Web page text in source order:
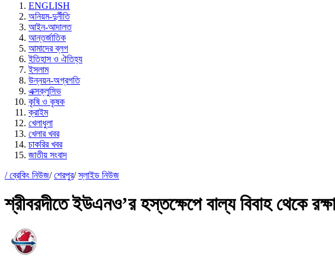
ENGLISH
অনিয়ম-দুর্নীতি
আইন-আদালত
আন্তর্জাতিক
আমাদের ব্লগ
ইতিহাস ও ঐতিহ্য
ইসলাম
উন্নয়ন-অগ্রগতি
এক্সক্লুসিভ
কৃষি ও কৃষক
ক্রাইম
খেলাধুলা
খেলার খবর
চাকরির খবর
জাতীয় সংবাদ
/ব্রেকিং নিউজ/শেরপুর/স্লাইড নিউজ
শ্রীবরদীতে ইউএনও’র হস্তক্ষেপে বাল্য বিবাহ থেকে